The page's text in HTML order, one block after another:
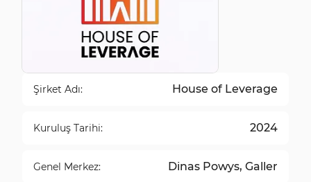
Şirket Adı: House of Leverage
Kuruluş Tarihi: 2024
Genel Merkez: Dinas Powys, Galler